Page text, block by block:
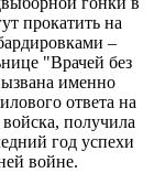
прокатить на
–
"Врачей без
именно
ответа на
получила
год успехи
войне.